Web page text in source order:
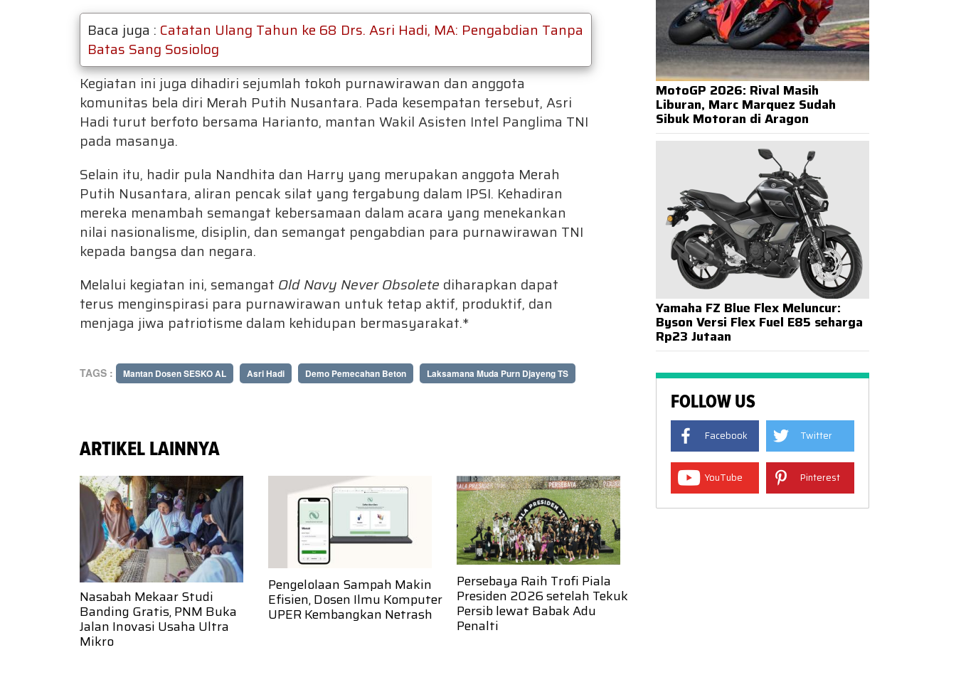
Baca juga : Catatan Ulang Tahun ke 68 Drs. Asri Hadi, MA: Pengabdian Tanpa
Batas Sang Sosiolog
Kegiatan ini juga dihadiri sejumlah tokoh purnawirawan dan anggota
komunitas bela diri Merah Putih Nusantara. Pada kesempatan tersebut, Asri
Hadi turut berfoto bersama Harianto, mantan Wakil Asisten Intel Panglima TNI
pada masanya.
Selain itu, hadir pula Nandhita dan Harry yang merupakan anggota Merah
Putih Nusantara, aliran pencak silat yang tergabung dalam IPSI. Kehadiran
mereka menambah semangat kebersamaan dalam acara yang menekankan
nilai nasionalisme, disiplin, dan semangat pengabdian para purnawirawan TNI
kepada bangsa dan negara.
Melalui kegiatan ini, semangat Old Navy Never Obsolete diharapkan dapat
terus menginspirasi para purnawirawan untuk tetap aktif, produktif, dan
menjaga jiwa patriotisme dalam kehidupan bermasyarakat.*
TAGS : Mantan Dosen SESKO AL Asri Hadi Demo Pemecahan Beton Laksamana Muda Purn Djayeng TS
ARTIKEL LAINNYA
Nasabah Mekaar Studi
Banding Gratis, PNM Buka
Jalan Inovasi Usaha Ultra
Mikro
Pengelolaan Sampah Makin
Efisien, Dosen Ilmu Komputer
UPER Kembangkan Netrash
Persebaya Raih Trofi Piala
Presiden 2026 setelah Tekuk
Persib lewat Babak Adu
Penalti
MotoGP 2026: Rival Masih
Liburan, Marc Marquez Sudah
Sibuk Motoran di Aragon
Yamaha FZ Blue Flex Meluncur:
Byson Versi Flex Fuel E85 seharga
Rp23 Jutaan
FOLLOW US
Facebook Twitter
YouTube Pinterest